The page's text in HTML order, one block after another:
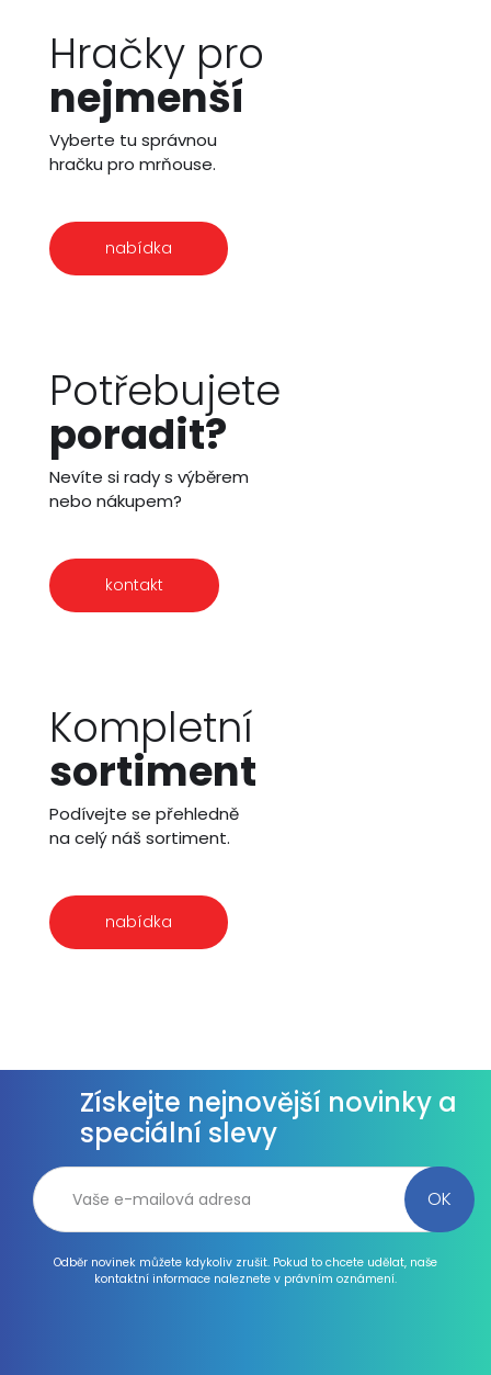
Hračky pro
nejmenší
Vyberte tu správnou
hračku pro mrňouse.
nabídka
Potřebujete
poradit?
Nevíte si rady s výběrem
nebo nákupem?
kontakt
Kompletní
sortiment
Podívejte se přehledně
na celý náš sortiment.
nabídka
Získejte nejnovější novinky a
speciální slevy
Odběr novinek můžete kdykoliv zrušit. Pokud to chcete udělat, naše
kontaktní informace naleznete v právním oznámení.